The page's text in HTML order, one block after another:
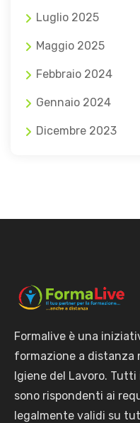
Luglio 2025
Maggio 2025
Febbraio 2024
Gennaio 2024
Dicembre 2023
Formalive è una
formazione a distanza
Igiene del Lavoro.
sono rispondenti ai
legalmente validi su